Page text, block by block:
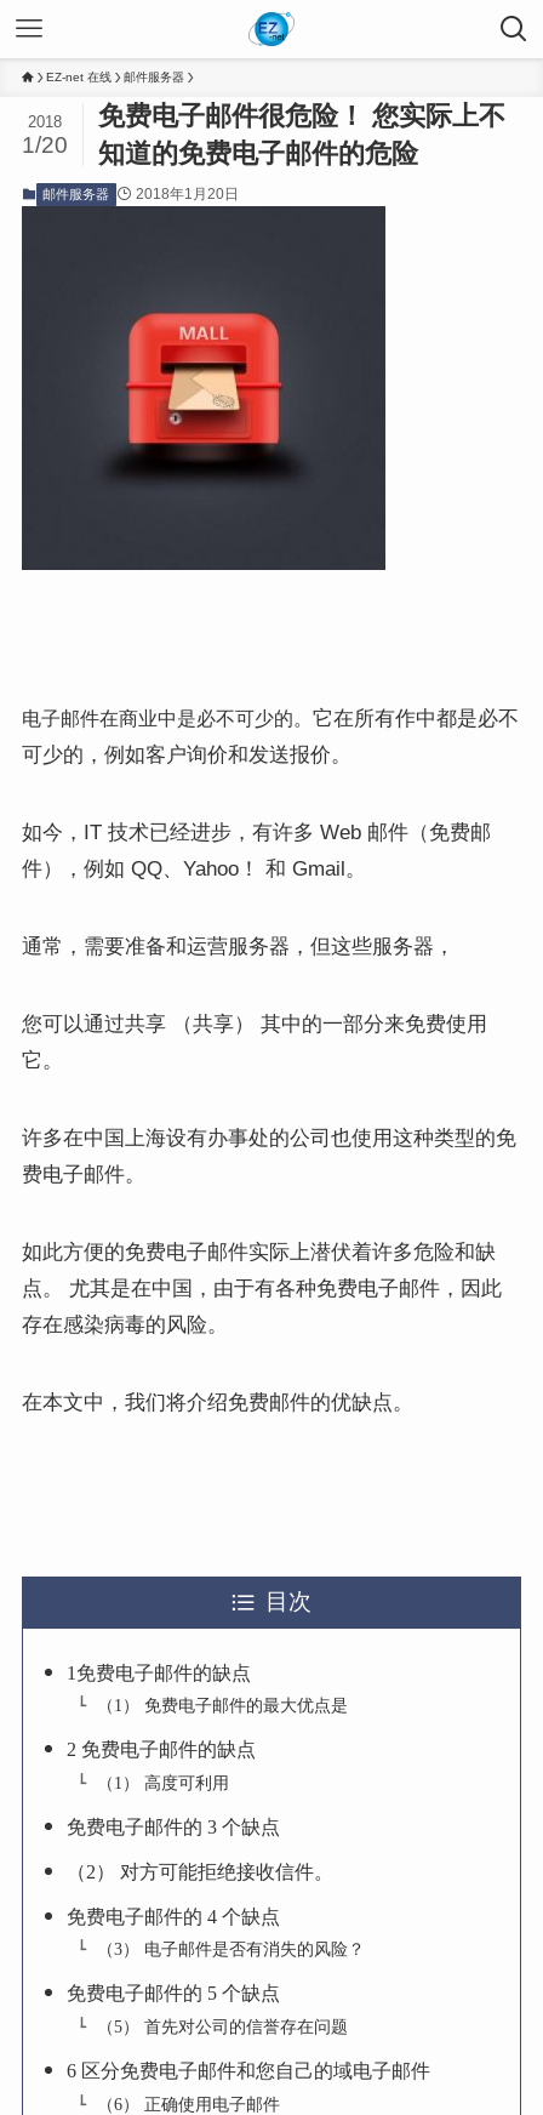
EZ-net 在线 邮件服务器
免费电子邮件很危险！ 您实际上不
知道的免费电子邮件的危险
2018
1/20
邮件服务器 2018年1月20日
电子邮件在商业中是必不可少的。 它在所有作中都是必不
可少的，例如客户询价和发送报价。
如今，IT 技术已经进步，有许多 Web 邮件（免费邮
件），例如 QQ、Yahoo！ 和 Gmail。
通常，需要准备和运营服务器，但这些服务器，
您可以通过共享 （共享） 其中的一部分来免费使用
它。
许多在中国上海设有办事处的公司也使用这种类型的免
费电子邮件。
如此方便的免费电子邮件实际上潜伏着许多危险和缺
点。 尤其是在中国，由于有各种免费电子邮件，因此
存在感染病毒的风险。
在本文中，我们将介绍免费邮件的优缺点。
目次
1免费电子邮件的缺点
（1） 免费电子邮件的最大优点是
2 免费电子邮件的缺点
（1） 高度可利用
免费电子邮件的 3 个缺点
（2） 对方可能拒绝接收信件。
免费电子邮件的 4 个缺点
（3） 电子邮件是否有消失的风险？
免费电子邮件的 5 个缺点
（5） 首先对公司的信誉存在问题
6 区分免费电子邮件和您自己的域电子邮件
（6） 正确使用电子邮件